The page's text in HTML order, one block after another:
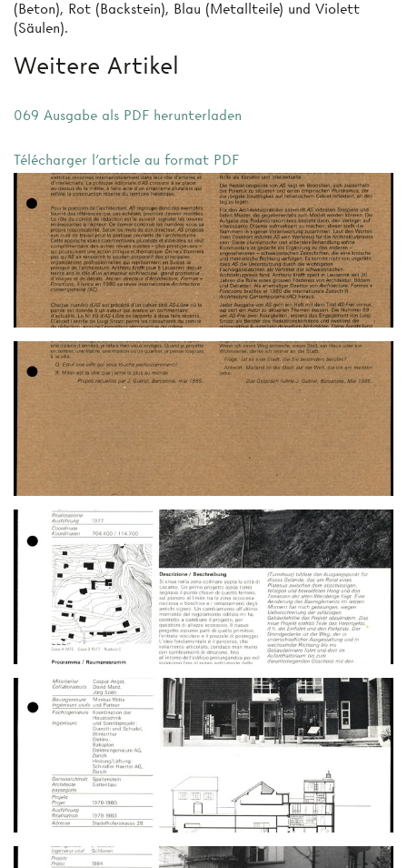
(Beton), Rot (Backstein), Blau (Metallteile) und Violett
(Säulen).
Weitere Artikel
069 Ausgabe als PDF herunterladen
Télécharger l'article au format PDF